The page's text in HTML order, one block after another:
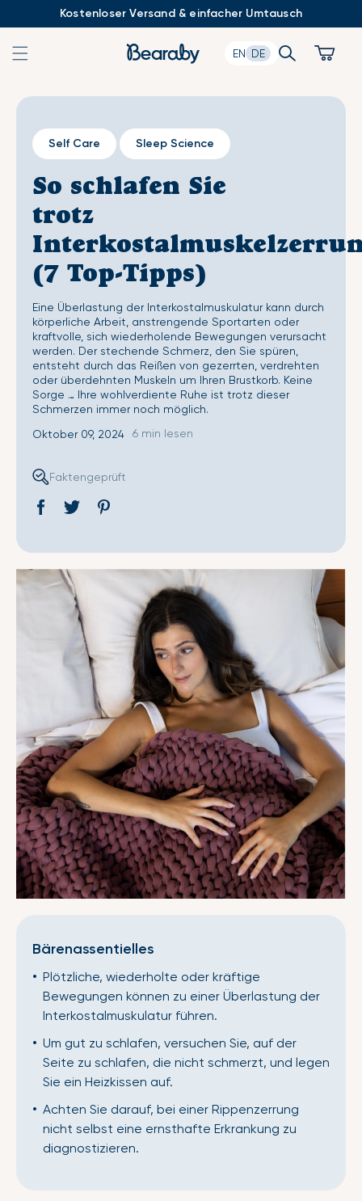
Kostenloser Versand & einfacher Umtausch
EN DE Search Cart
Self Care Sleep Science
So schlafen Sie
trotz
(7 Top-Tipps)
Eine Überlastung der Interkostalmuskulatur kann durch
körperliche Arbeit, anstrengende Sportarten oder
kraftvolle, sich wiederholende Bewegungen verursacht
werden. Der stechende Schmerz, den Sie spüren,
entsteht durch das Reißen von gezerrten, verdrehten
oder überdehnten Muskeln um Ihren Brustkorb. Keine
Sorge … Ihre wohlverdiente Ruhe ist trotz dieser
Schmerzen immer noch möglich.
Oktober 09, 2024
6 min lesen
Auf
Öffnet
Fenster.
Tweet
Öffnet
Fenster.Fenster.
Faktengeprüft
Bärenassentielles
Plötzliche, wiederholte oder kräftige
Bewegungen können zu einer Überlastung der
Interkostalmuskulatur führen.
Um gut zu schlafen, versuchen Sie, auf der
Seite zu schlafen, die nicht schmerzt, und legen
Sie ein Heizkissen auf.
Achten Sie darauf, bei einer Rippenzerrung
nicht selbst eine ernsthafte Erkrankung zu
diagnostizieren.